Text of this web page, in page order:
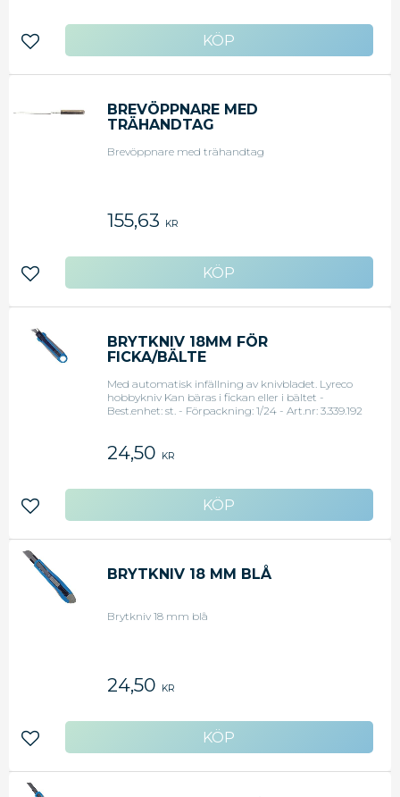
Lägg till i favoriter
BREVÖPPNARE MED
TRÄHANDTAG
Brevöppnare med trähandtag
155,63 KR
Lägg till i favoriter
BRYTKNIV 18MM FÖR
FICKA/BÄLTE
Med automatisk infällning av knivbladet. Lyreco
hobbykniv Kan bäras i fickan eller i bältet -
Best.enhet: st. - Förpackning: 1/24 - Art.nr: 3.339.192
24,50 KR
Lägg till i favoriter
BRYTKNIV 18 MM BLÅ
Brytkniv 18 mm blå
24,50 KR
Lägg till i favoriter